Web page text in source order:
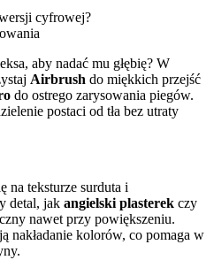
cyfrowej?
aby nadać mu głębię? W
Airbrush do miękkich przejść
do ostrego zarysowania piegów.
postaci od tła bez utraty
na teksturze surduta i
detal, jak angielski plasterek czy
nawet przy powiększeniu.
nakładanie kolorów, co pomaga w